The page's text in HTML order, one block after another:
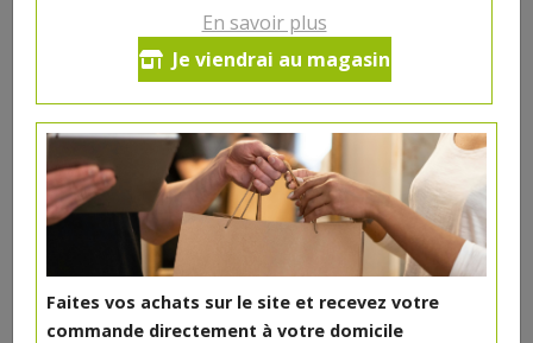
En savoir plus
Je viendrai au magasin
Faites vos achats sur le site et recevez votre
commande directement à votre domicile
250 gr de navarin
500 gr de haché
2 paquets de 5 merguez
(possible de remplacer les merguez par du ragoût)
27.56€/kg
Ce produit est indisponible pour le moment.